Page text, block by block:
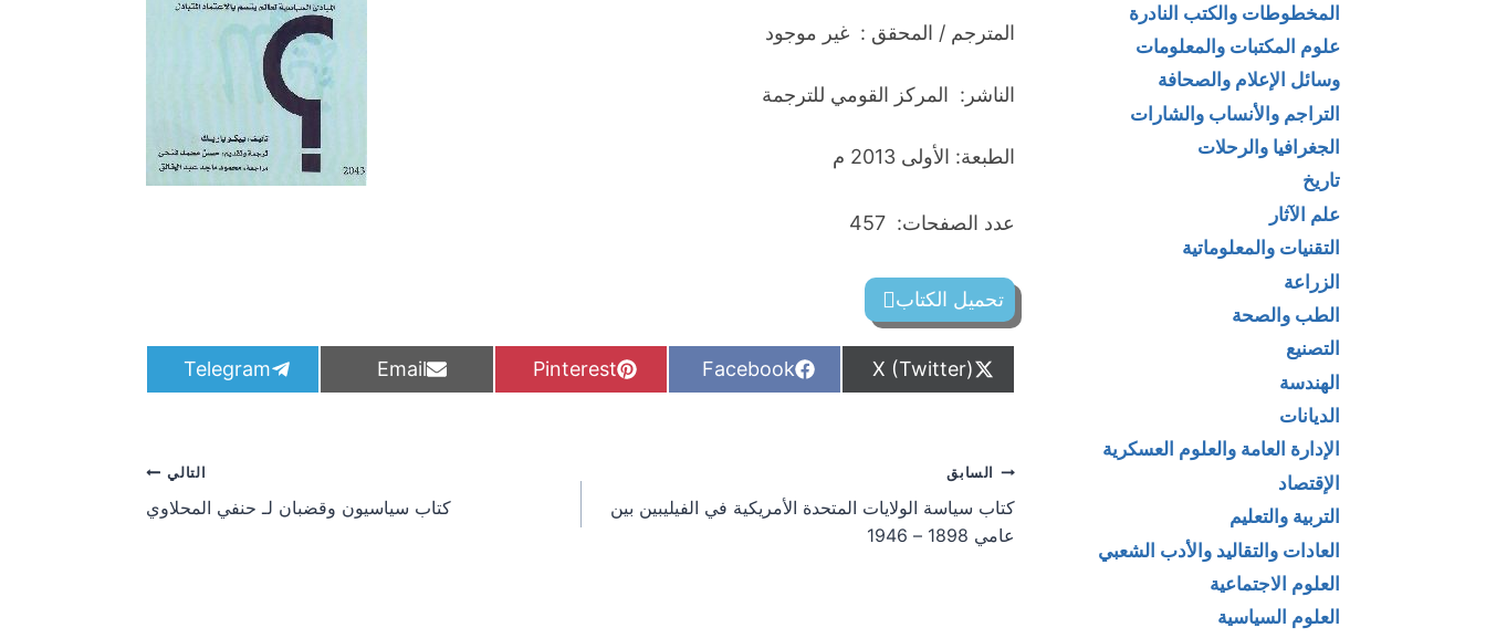
المترجم / المحقق : غير موجود
الناشر: المركز القومي للترجمة
الطبعة: الأولى 2013 م
عدد الصفحات: 457
تحميل الكتاب
S
h
o
n
X (Twitter)
S
h
Facebook
S
h
Pinterest
S
h
Email
S
h
Telegram
تصفّح
المقالات
السابق
كتاب سياسة الولايات المتحدة الأمريكية في الفيليبين بين
عامي 1898 – 1946
التالي
كتاب سياسيون وقضبان لـ حنفي المحلاوي
المخطوطات والكتب النادرة
علوم المكتبات والمعلومات
وسائل الإعلام والصحافة
التراجم والأنساب والشارات
الجغرافيا والرحلات
تاريخ
علم الآثار
التقنيات والمعلوماتية
الزراعة
الطب والصحة
التصنيع
الهندسة
الديانات
الإدارة العامة والعلوم العسكرية
الإقتصاد
التربية والتعليم
العادات والتقاليد والأدب الشعبي
العلوم الاجتماعية
العلوم السياسية